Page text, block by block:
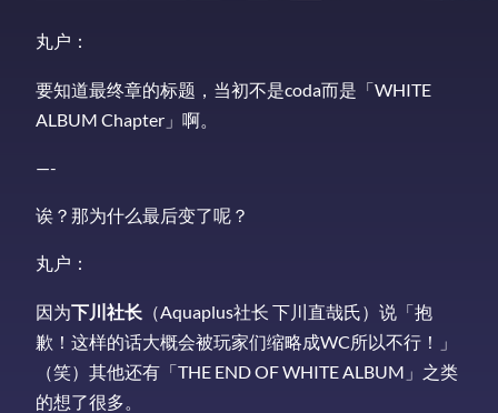
丸户：
要知道最终章的标题，当初不是coda而是「WHITE
ALBUM Chapter」啊。
—-
诶？那为什么最后变了呢？
丸户：
因为下川社长 （Aquaplus社长 下川直哉氏）说「抱
歉！这样的话大概会被玩家们缩略成WC所以不行！」
（笑）其他还有「THE END OF WHITE ALBUM」之类
的想了很多。